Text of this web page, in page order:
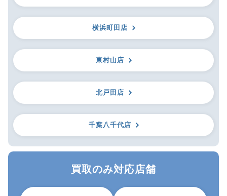
横浜町田店
東村山店
北戸田店
千葉八千代店
買取のみ対応店舗